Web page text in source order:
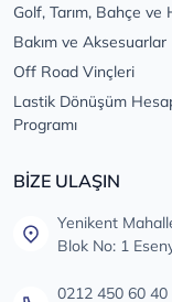
Golf, Tarım, Bahçe ve
Bakım ve Aksesuarlar
Off Road Vinçleri
Lastik Dönüşüm
Programı
BİZE ULAŞIN
Yenikent
Blok No: 1
0212 450 60 40